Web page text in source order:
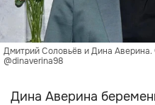
Дмитрий Соловьёв и Дина
@dinaverina98
Дина Аверина